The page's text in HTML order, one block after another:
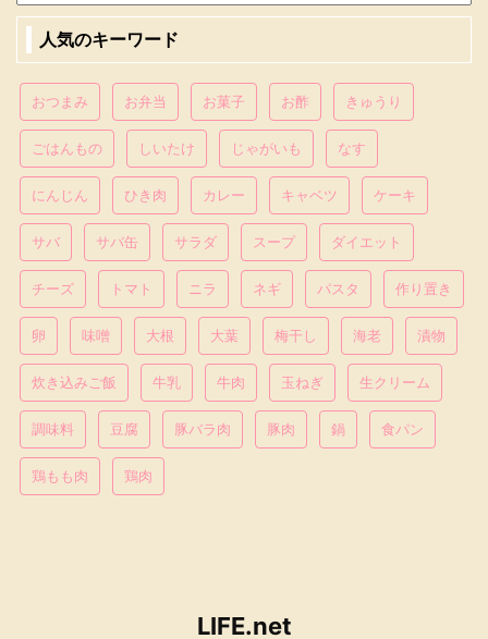
人気のキーワード
おつまみ お弁当 お菓子 お酢 きゅうり
ごはんもの しいたけ じゃがいも なす
にんじん ひき肉 カレー キャベツ ケーキ
サバ サバ缶 サラダ スープ ダイエット
チーズ トマト ニラ ネギ パスタ 作り置き
卵 味噌 大根 大葉 梅干し 海老 漬物
炊き込みご飯 牛乳 牛肉 玉ねぎ 生クリーム
調味料 豆腐 豚バラ肉 豚肉 鍋 食パン
鶏もも肉 鶏肉
LIFE.net